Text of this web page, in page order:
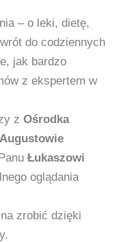
– o leki, dietę,
do codziennych
jak bardzo
z ekspertem w
z Ośrodka
Łukaszowi
oglądania
zrobić dzięki